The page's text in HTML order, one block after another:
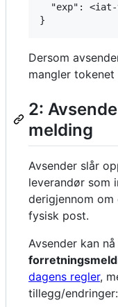
"exp":
Dersom
mangler tokenet
2:
melding
Avsender slår
leverandør som
derigjennom
fysisk post.
Avsender kan
dagens regler,
tillegg/endringer: